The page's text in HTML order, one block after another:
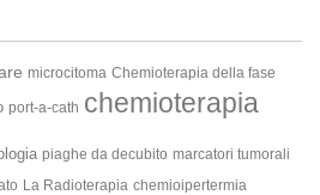
microcitoma Chemioterapia della fase
port-a-cath chemioterapia
piaghe da decubito marcatori tumorali
La Radioterapia chemioipertermia